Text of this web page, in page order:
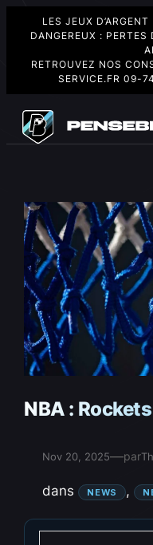
LES JEUX
DANGEREUX : PERTES
RETROUVEZ NOS
SERVICE.FR 09-
contenu
NBA :
Nov 20, 2025—par
dans NEWS ,